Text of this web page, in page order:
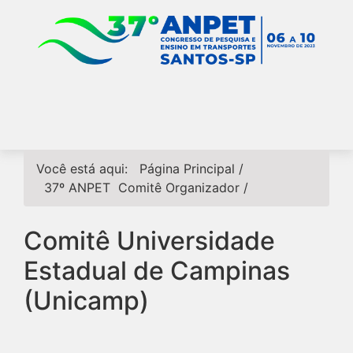
Você está aqui: Página Principal /
37º ANPET Comitê Organizador /
Comitê Universidade
Estadual de Campinas
(Unicamp)